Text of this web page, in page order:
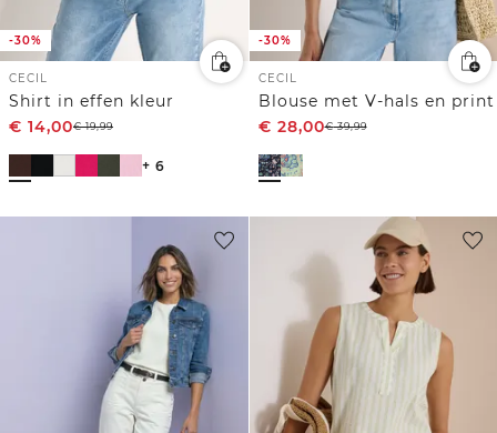
-30%
CECIL
Shirt in effen kleur
€ 14,00€19,99
+ 6
-30%
CECIL
Blouse met V-hals en print
€ 28,00€39,99